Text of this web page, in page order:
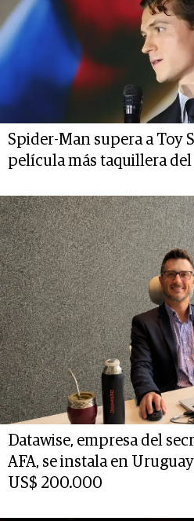
Spider-Man supera a Toy
película más taquillera del
Datawise, empresa del
AFA, se instala en
US$ 200.000